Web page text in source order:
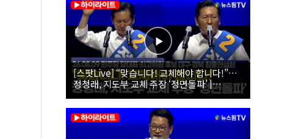
[스팟Live] “맞습니다! 교체해야 합니다!”…
정청래, 지도부 교체 주장 ‘정면돌파’ |
26.08.09 더불어민주당 당대표·최고위원 후
보 대구·경북 합동연설회